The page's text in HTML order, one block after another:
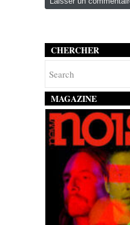
CHERCHER
MAGAZINE